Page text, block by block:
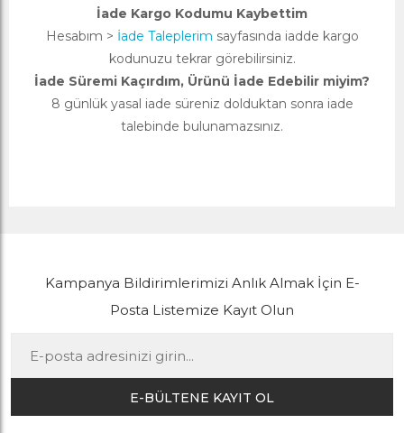
İade Kargo Kodumu Kaybettim
Hesabım > İade Taleplerim sayfasında iadde kargo
kodunuzu tekrar görebilirsiniz.
İade Süremi Kaçırdım, Ürünü İade Edebilir miyim?
8 günlük yasal iade süreniz dolduktan sonra iade
talebinde bulunamazsınız.
Kampanya Bildirimlerimizi Anlık Almak İçin E-
Posta Listemize Kayıt Olun
E-BÜLTENE KAYIT OL